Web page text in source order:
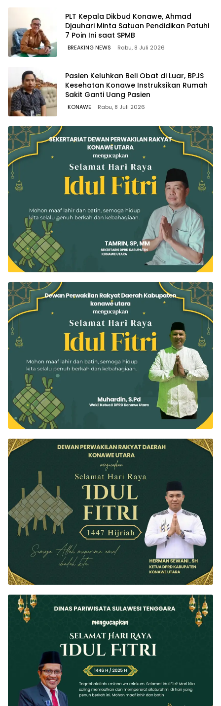
PLT Kepala Dikbud Konawe, Ahmad
Djauhari Minta Satuan Pendidikan Patuhi
7 Poin Ini saat SPMB
BREAKING NEWS Rabu, 8 Juli 2026
Pasien Keluhkan Beli Obat di Luar, BPJS
Kesehatan Konawe Instruksikan Rumah
Sakit Ganti Uang Pasien
KONAWE Rabu, 8 Juli 2026